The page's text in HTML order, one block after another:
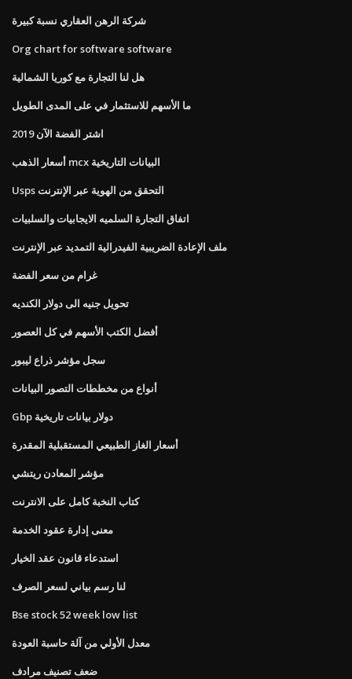
شركة الرهن العقاري نسبة كبيرة
Org chart for software software
هل لنا التجارة مع كوريا الشمالية
ما الأسهم للاستثمار في على المدى الطويل
اشتر الفضة الآن 2019
أسعار الذهب mcx البيانات التاريخية
Usps التحقق من الهوية عبر الإنترنت
اتفاق التجارة السلميه الايجابيات والسلبيات
ملف الإعادة الضريبية الفيدرالية التمديد عبر الإنترنت
غرام من سعر الفضة
تحويل جنيه الى دولار الكنديه
أفضل الكتب الأسهم في كل العصور
سجل مؤشر ذراع ليبور
أنواع من مخططات التصور البيانات
Gbp دولار بيانات تاريخية
أسعار الغاز الطبيعي المستقبلية المقدرة
مؤشر المعادن ريتشي
كتاب النخبة كامل على الانترنت
معنى إدارة عقود الخدمة
استدعاء قانون عقد الخيار
لنا رسم بياني لسعر الصرف
Bse stock 52 week low list
معدل الأولي من آلة حاسبة العودة
ضعف تصنيف مرادف